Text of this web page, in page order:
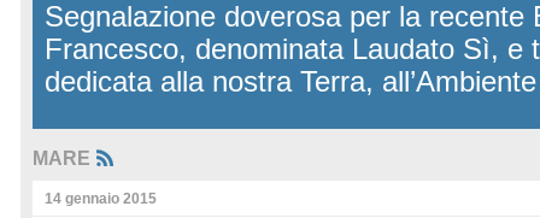
Segnalazione doverosa per la recente
Francesco, denominata Laudato Sì, e
dedicata alla nostra Terra,
MARE
14 gennaio 2015